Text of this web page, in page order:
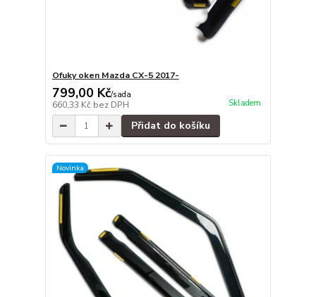
Ofuky oken Mazda CX-5 2017-
799,00 Kč/sada
660,33 Kč bez DPH Skladem
Přidat do košíku
Novinka